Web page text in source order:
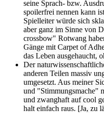
seine Sprach- bzw.
spoilerfrei nennen kann
Spielleiter würde sich
aber ganz im Sinne von
crossbow" Rotwang
Gänge mit Carpet of
das Leben ausgehaucht,
Der
anderen Teilen massiv
umgesetzt. Aus meiner
und "Stimmungsmache"
und zwanghaft auf cool
halt einfach raus. [Ja, zu